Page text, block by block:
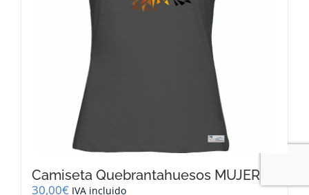
Camiseta Quebrantahuesos MUJER
30,00€ IVA incluido